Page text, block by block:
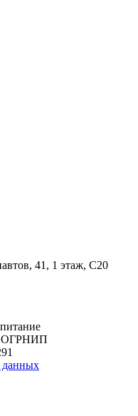
41, 1 этаж, С20
ОГРНИП
данных